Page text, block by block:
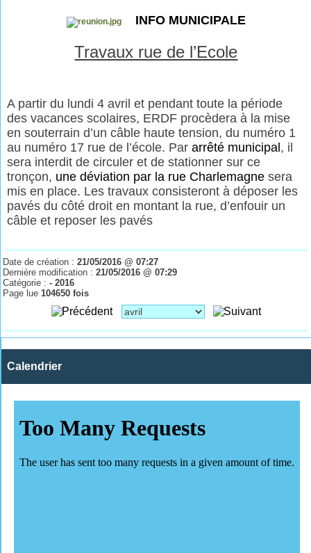
INFO MUNICIPALE
Travaux rue de l’Ecole
A partir du lundi 4 avril et pendant toute la période
des vacances scolaires, ERDF procèdera à la mise
en souterrain d’un câble haute tension, du numéro 1
au numéro 17 rue de l’école. Pararrêté municipal , il
sera interdit de circuler et de stationner sur ce
tronçon, une déviation par la rue Charlemagne sera
mis en place. Les travaux consisteront à déposer les
pavés du côté droit en montant la rue, d’enfouir un
câble et reposer les pavés
Date de création :21/05/2016 @ 07:27
Dernière modification :21/05/2016 @ 07:29
Catégorie :- 2016
Page lue104650 fois
Calendrier